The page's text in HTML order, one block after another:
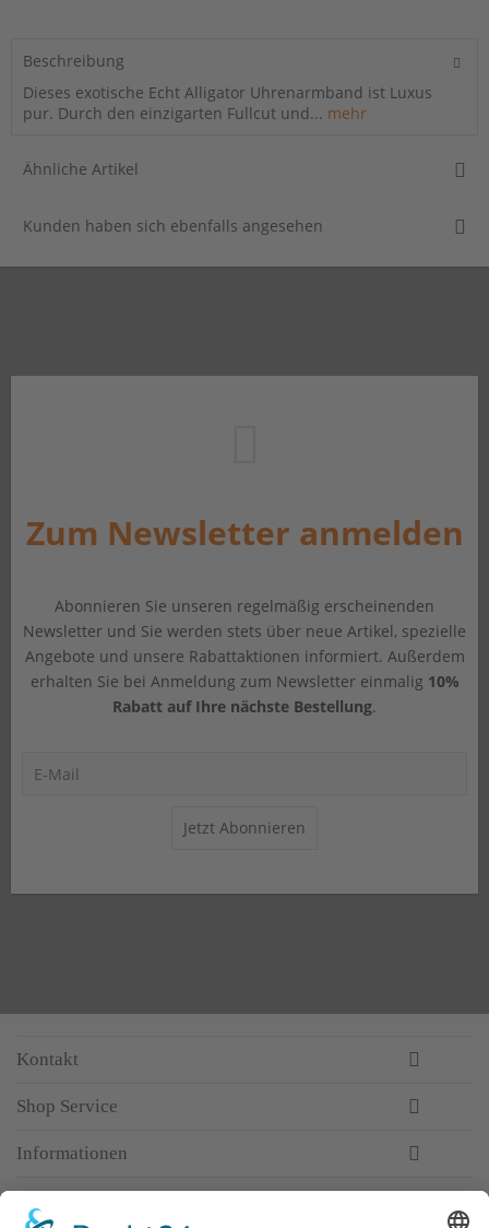
Beschreibung
Dieses exotische Echt Alligator Uhrenarmband ist Luxus
pur. Durch den einzigarten Fullcut und... mehr
Ähnliche Artikel
Kunden haben sich ebenfalls angesehen
Zum Newsletter anmelden
Abonnieren Sie unseren regelmäßig erscheinenden
Newsletter und Sie werden stets über neue Artikel, spezielle
Angebote und unsere Rabattaktionen informiert. Außerdem
erhalten Sie bei Anmeldung zum Newsletter einmalig 10%
Rabatt auf Ihre nächste Bestellung.
Jetzt Abonnieren
Kontakt
Shop Service
Informationen